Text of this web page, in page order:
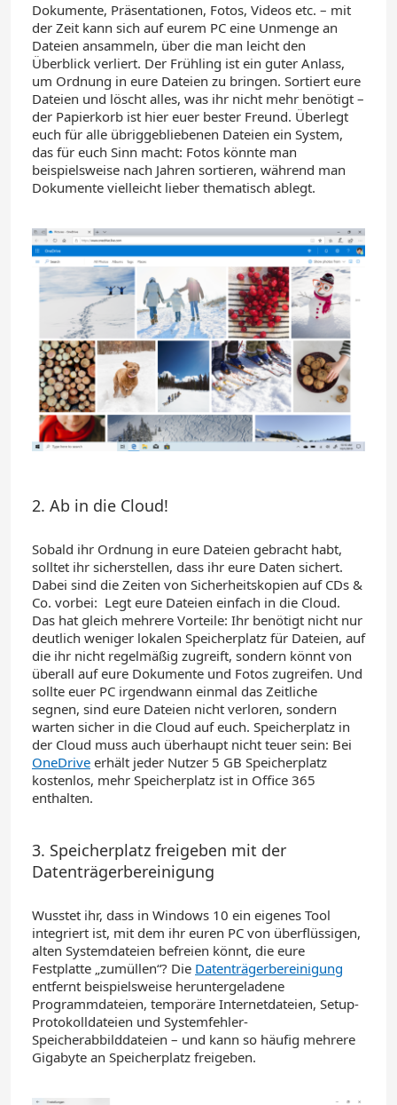
Dokumente, Präsentationen, Fotos, Videos etc. – mit
der Zeit kann sich auf eurem PC eine Unmenge an
Dateien ansammeln, über die man leicht den
Überblick verliert. Der Frühling ist ein guter Anlass,
um Ordnung in eure Dateien zu bringen. Sortiert eure
Dateien und löscht alles, was ihr nicht mehr benötigt –
der Papierkorb ist hier euer bester Freund. Überlegt
euch für alle übriggebliebenen Dateien ein System,
das für euch Sinn macht: Fotos könnte man
beispielsweise nach Jahren sortieren, während man
Dokumente vielleicht lieber thematisch ablegt.
2. Ab in die Cloud!
Sobald ihr Ordnung in eure Dateien gebracht habt,
solltet ihr sicherstellen, dass ihr eure Daten sichert.
Dabei sind die Zeiten von Sicherheitskopien auf CDs &
Co. vorbei: Legt eure Dateien einfach in die Cloud.
Das hat gleich mehrere Vorteile: Ihr benötigt nicht nur
deutlich weniger lokalen Speicherplatz für Dateien, auf
die ihr nicht regelmäßig zugreift, sondern könnt von
überall auf eure Dokumente und Fotos zugreifen. Und
sollte euer PC irgendwann einmal das Zeitliche
segnen, sind eure Dateien nicht verloren, sondern
warten sicher in die Cloud auf euch. Speicherplatz in
der Cloud muss auch überhaupt nicht teuer sein: Bei
OneDrive erhält jeder Nutzer 5 GB Speicherplatz
kostenlos, mehr Speicherplatz ist in Office 365
enthalten.
3. Speicherplatz freigeben mit der
Datenträgerbereinigung
Wusstet ihr, dass in Windows 10 ein eigenes Tool
integriert ist, mit dem ihr euren PC von überflüssigen,
alten Systemdateien befreien könnt, die eure
Festplatte „zumüllen“? Die Datenträgerbereinigung
entfernt beispielsweise heruntergeladene
Programmdateien, temporäre Internetdateien, Setup-
Protokolldateien und Systemfehler-
Speicherabbilddateien – und kann so häufig mehrere
Gigabyte an Speicherplatz freigeben.